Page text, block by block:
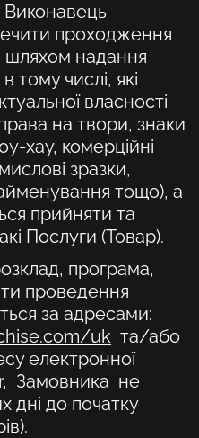
проходження
шляхом надання
тому числі, які
власності
на твори, знаки
хау, комерційні
зразки,
тощо), а
прийняти та
Послуги (Товар).
програма,
проведення
за адресами:
uk та/або
електронної
Замовника не
дні до початку